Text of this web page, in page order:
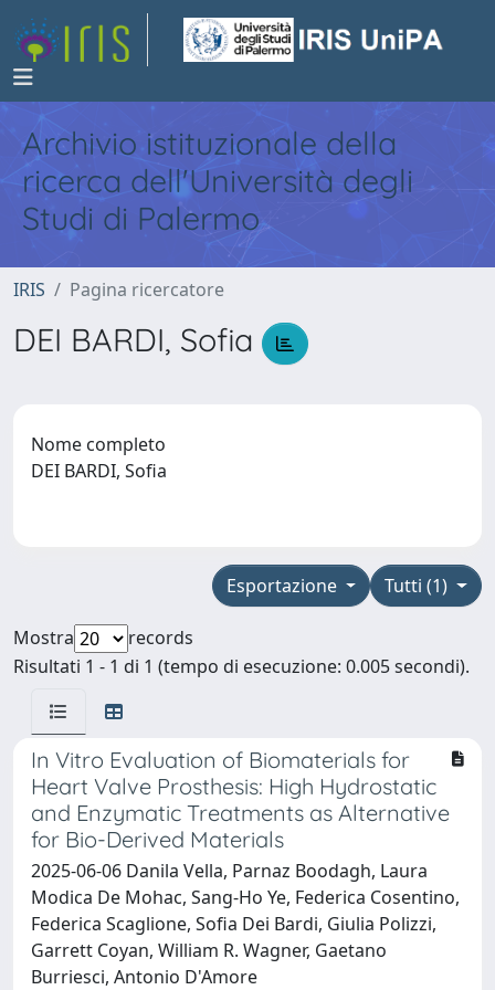
Archivio istituzionale della
ricerca dell'Università degli
Studi di Palermo
IRIS Pagina ricercatore
DEI BARDI, Sofia
Nome completo
DEI BARDI, Sofia
Tutti (1)
Esportazione
Mostra
records
Risultati 1 - 1 di 1 (tempo di esecuzione: 0.005 secondi).
In Vitro Evaluation of Biomaterials for
Heart Valve Prosthesis: High Hydrostatic
and Enzymatic Treatments as Alternative
for Bio-Derived Materials
2025-06-06 Danila Vella, Parnaz Boodagh, Laura
Modica De Mohac, Sang-Ho Ye, Federica Cosentino,
Federica Scaglione, Sofia Dei Bardi, Giulia Polizzi,
Garrett Coyan, William R. Wagner, Gaetano
Burriesci, Antonio D'Amore